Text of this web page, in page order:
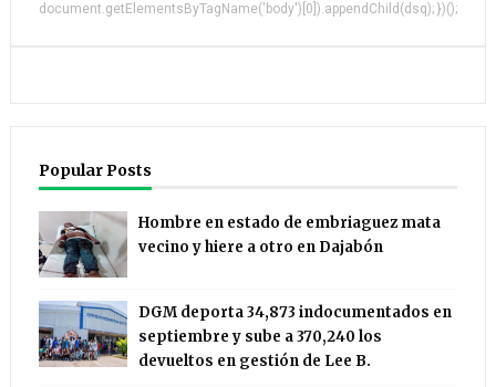
document.getElementsByTagName('body')[0]).appendChild(dsq); })();
Popular Posts
Hombre en estado de embriaguez mata
vecino y hiere a otro en Dajabón
DGM deporta 34,873 indocumentados en
septiembre y sube a 370,240 los
devueltos en gestión de Lee B.